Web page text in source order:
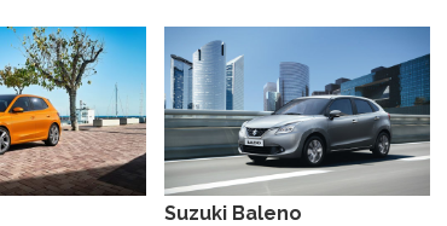
Suzuki Baleno